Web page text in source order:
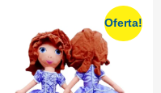
Oferta!